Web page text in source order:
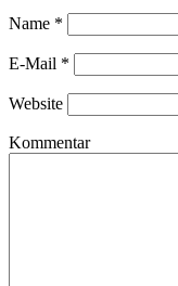
Name *
E-Mail *
Website
Kommentar